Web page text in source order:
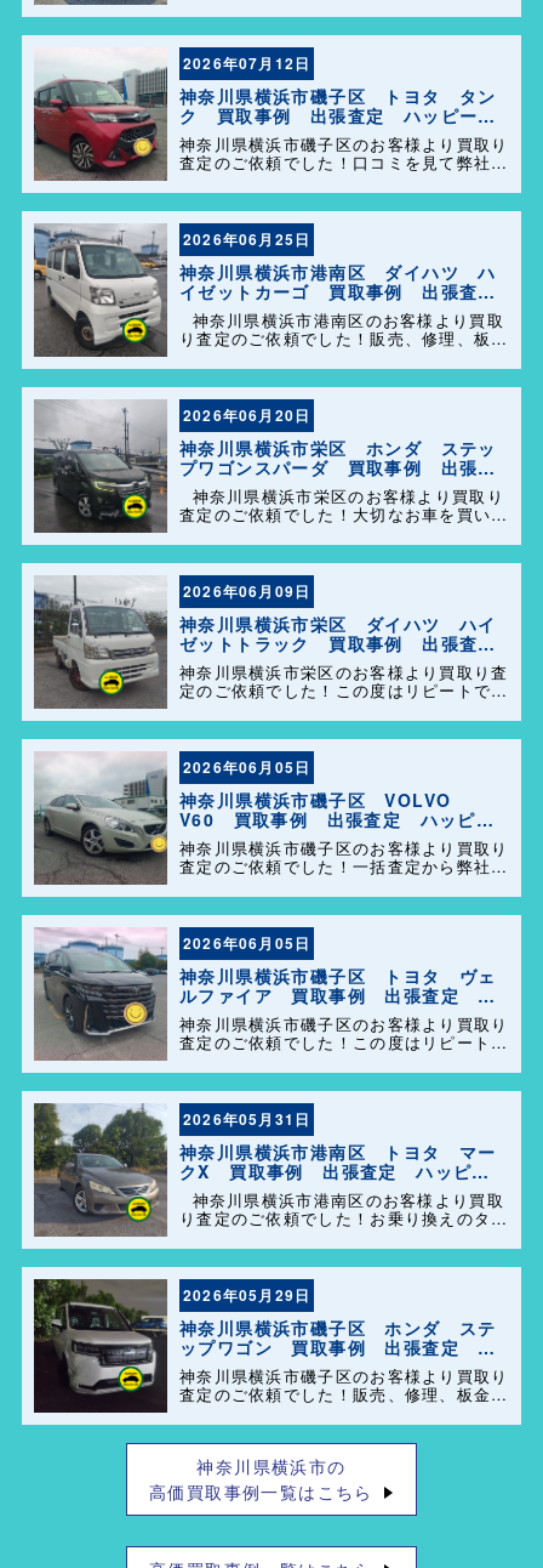
の事をよろしくお願いします＼(^o^)／
2026年07月12日
神奈川県横浜市磯子区 トヨタ タン
ク 買取事例 出張査定 ハッピーカ
ーズ港南店！
神奈川県横浜市磯子区のお客様より買取り
査定のご依頼でした！口コミを見て弊社を
事があれば気軽にご相談して下さい(^o^)
／
2026年06月25日
神奈川県横浜市港南区 ダイハツ ハ
イゼットカーゴ 買取事例 出張査
定 ハッピーカーズ港南店！
神奈川県横浜市港南区のお客様より買取
り査定のご依頼でした！販売、修理、板
の事で困った事があれば、気軽にご相談し
て下さい(^o^)／
2026年06月20日
神奈川県横浜市栄区 ホンダ ステッ
プワゴンスパーダ 買取事例 出張査
定 ハッピーカーズ港南店！
神奈川県横浜市栄区のお客様より買取り
査定のご依頼でした！大切なお車を買い取
も弊社の事をよろしくお願いします＼
(^o^)／
2026年06月09日
神奈川県横浜市栄区 ダイハツ ハイ
ゼットトラック 買取事例 出張査
定 ハッピーカーズ港南店！
神奈川県横浜市栄区のお客様より買取り査
定のご依頼でした！この度はリピートでの
のお車を迅速かつ丁寧に対応させていただ
きました。 今後ともよろしくお願いしま
す＼(^o^)／
2026年06月05日
神奈川県横浜市磯子区 VOLVO
V60 買取事例 出張査定 ハッピー
カーズ港南店！
神奈川県横浜市磯子区のお客様より買取り
査定のご依頼でした！一括査定から弊社を
(^o^)／ また、事務所に遊びに来てくださ
い。
2026年06月05日
神奈川県横浜市磯子区 トヨタ ヴェ
ルファイア 買取事例 出張査定 ハ
ッピーカーズ港南店！
神奈川県横浜市磯子区のお客様より買取り
査定のご依頼でした！この度はリピートで
様のお車を迅速かつ丁寧に対応させていた
だきました。 今後ともよろしくお願いし
ます＼(^o^)／
2026年05月31日
神奈川県横浜市港南区 トヨタ マー
クX 買取事例 出張査定 ハッピー
カーズ港南店！
神奈川県横浜市港南区のお客様より買取
り査定のご依頼でした！お乗り換えのタイ
い取らせて頂きありがとうございます。今
後とも弊社の事をよろしくお願いします＼
(^o^)／
2026年05月29日
神奈川県横浜市磯子区 ホンダ ステ
ップワゴン 買取事例 出張査定 ハ
ッピーカーズ港南店！
神奈川県横浜市磯子区のお客様より買取り
査定のご依頼でした！販売、修理、板金、
で困った事があれば、気軽にご相談して下
さい(^o^)／
神奈川県横浜市の
高価買取事例一覧はこちら